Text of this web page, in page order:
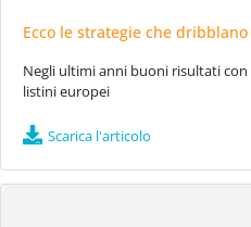
Ecco le strategie che
Negli ultimi anni buoni risultati
listini europei
Scarica l'articolo